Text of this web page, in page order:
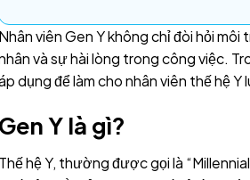
Nhân viên Gen Y không chỉ đòi hỏi
và sự hài lòng trong công việc.
dụng để làm cho nhân viên thế hệ
Gen Y là gì?
Thế hệ Y, thường được gọi là